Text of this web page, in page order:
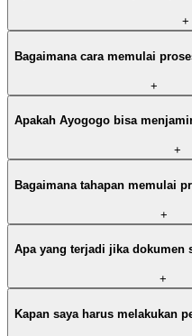
+
Bagaimana cara memulai
+
Apakah Ayogogo bisa
+
Bagaimana tahapan memulai
+
Apa yang terjadi jika dokumen
+
Kapan saya harus melakukan